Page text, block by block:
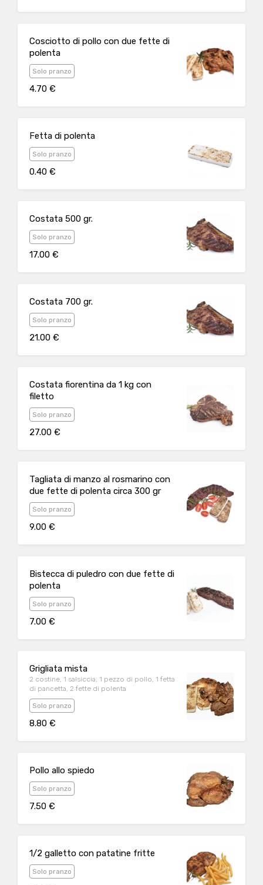
Cosciotto di pollo con due fette di
polenta
Solo pranzo
4.70 €
Fetta di polenta
Solo pranzo
0.40 €
Costata 500 gr.
Solo pranzo
17.00 €
Costata 700 gr.
Solo pranzo
21.00 €
Costata fiorentina da 1 kg con
filetto
Solo pranzo
27.00 €
Tagliata di manzo al rosmarino con
due fette di polenta circa 300 gr
Solo pranzo
9.00 €
Bistecca di puledro con due fette di
polenta
Solo pranzo
7.00 €
Grigliata mista
2 costine, 1 salsiccia, 1 pezzo di pollo, 1 fetta
di pancetta, 2 fette di polenta
Solo pranzo
8.80 €
Pollo allo spiedo
Solo pranzo
7.50 €
1/2 galletto con patatine fritte
Solo pranzo